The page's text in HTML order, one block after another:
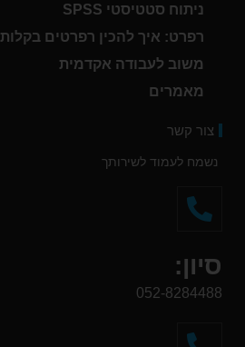
ניתוח סטטיסטי SPSS
רפרט: איך להכין רפרטים בקלות
משוב לעבודה אקדמית
מאמרים
צור קשר
נשמח לעמוד לשירותך
סיון:
052-8284488